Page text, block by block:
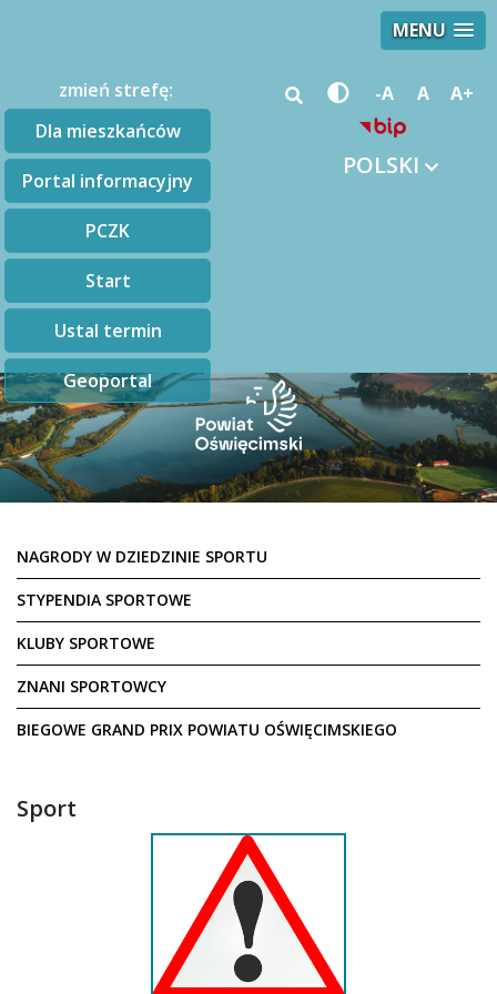
MENU
zmień strefę:
Dla mieszkańców
Portal informacyjny
PCZK
Start
Ustal termin
Geoportal
-A A A+
POLSKI
NAGRODY W DZIEDZINIE SPORTU
STYPENDIA SPORTOWE
KLUBY SPORTOWE
ZNANI SPORTOWCY
BIEGOWE GRAND PRIX POWIATU OŚWIĘCIMSKIEGO
Sport